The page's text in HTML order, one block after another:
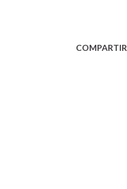
COMPARTIR